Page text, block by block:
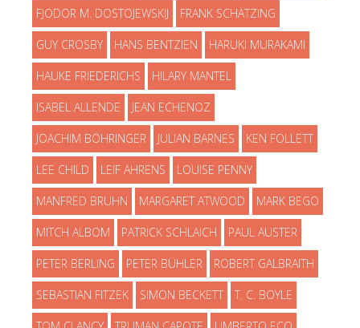
FJODOR M. DOSTOJEWSKIJ FRANK SCHÄTZING
GUY CROSBY HANS BENTZIEN HARUKI MURAKAMI
HAUKE FRIEDERICHS HILARY MANTEL
ISABEL ALLENDE JEAN ECHENOZ
JOACHIM BÖHRINGER JULIAN BARNES KEN FOLLETT
LEE CHILD LEIF AHRENS LOUISE PENNY
MANFRED BRUHN MARGARET ATWOOD MARK BEGO
MITCH ALBOM PATRICK SCHLAICH PAUL AUSTER
PETER BERLING PETER BÜHLER ROBERT GALBRAITH
SEBASTIAN FITZEK SIMON BECKETT T. C. BOYLE